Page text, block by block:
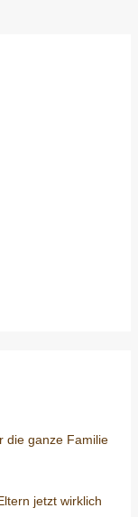
die ganze Familie
jetzt wirklich